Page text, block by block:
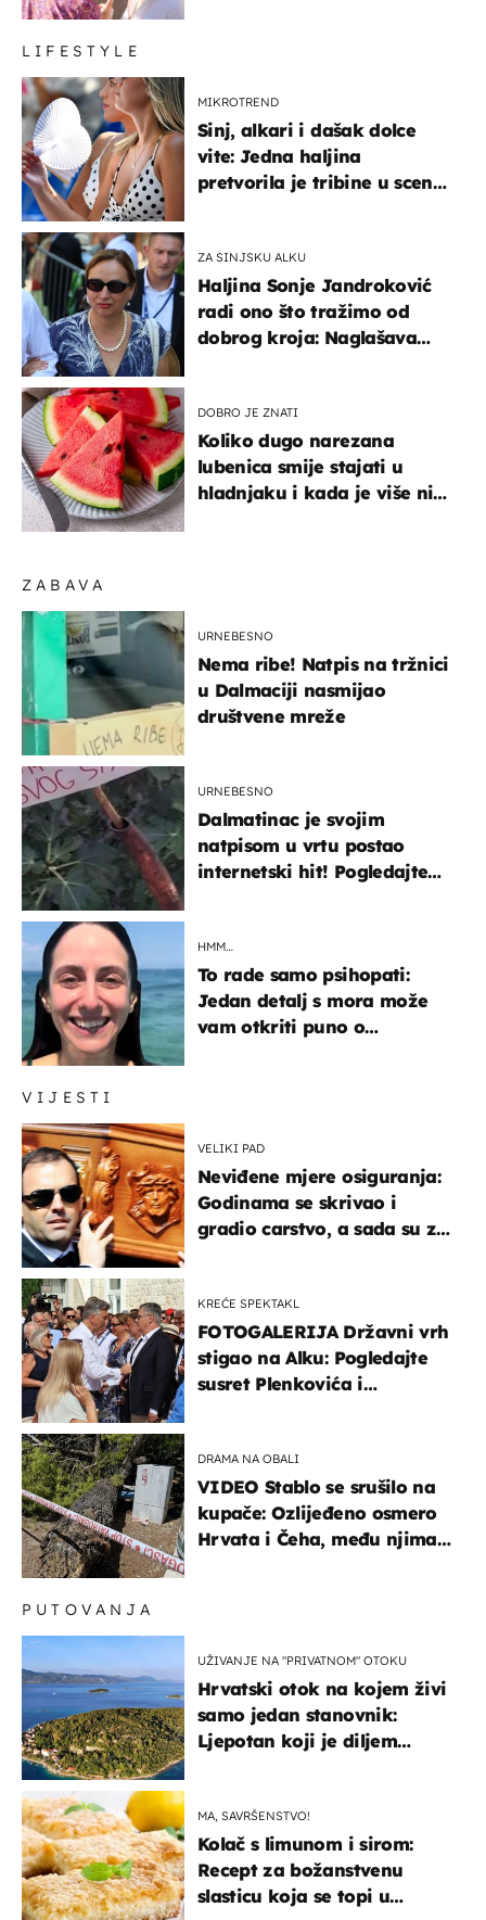
VIJESTI
VELIKI PAD
Neviđene mjere osiguranja:
Godinama se skrivao i
gradio carstvo, a sada su za
KREĆE SPEKTAKL
FOTOGALERIJA Državni vrh
stigao na Alku: Pogledajte
susret Plenkovića i
DRAMA NA OBALI
VIDEO Stablo se srušilo na
kupače: Ozlijeđeno osmero
Hrvata i Čeha, među njima
ZABAVA
URNEBESNO
Nema ribe! Natpis na tržnici
u Dalmaciji nasmijao
društvene mreže
URNEBESNO
Dalmatinac je svojim
natpisom u vrtu postao
internetski hit! Pogledajte
HMM…
To rade samo psihopati:
Jedan detalj s mora može
vam otkriti puno o
PUTOVANJA
UŽIVANJE NA "PRIVATNOM" OTOKU
Hrvatski otok na kojem živi
samo jedan stanovnik:
Ljepotan koji je diljem
MA, SAVRŠENSTVO!
Kolač s limunom i sirom:
Recept za božanstvenu
slasticu koja se topi u
LIFESTYLE
MIKROTREND
Sinj, alkari i dašak dolce
vite: Jedna haljina
pretvorila je tribine u scenu
ZA SINJSKU ALKU
Haljina Sonje Jandroković
radi ono što tražimo od
dobrog kroja: Naglašava
DOBRO JE ZNATI
Koliko dugo narezana
lubenica smije stajati u
hladnjaku i kada je više nije